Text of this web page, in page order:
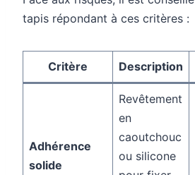
tapis répondant à ces critères :
Critère Description
Adhérence
solide
Revêtement
en
caoutchouc
ou silicone